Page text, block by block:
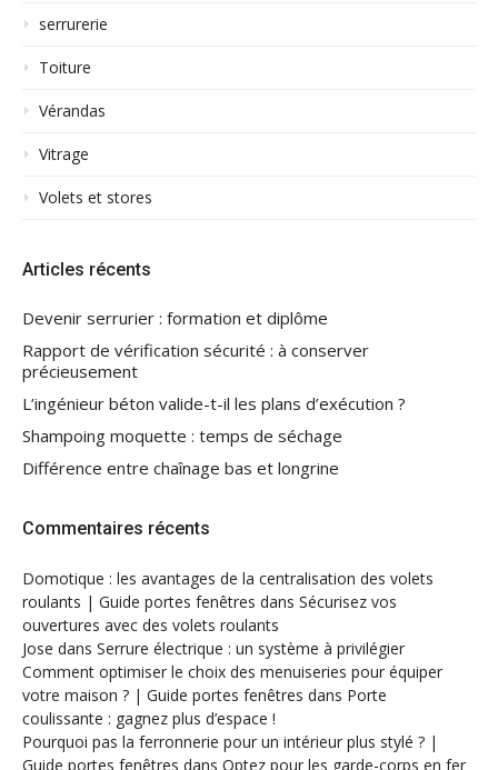
serrurerie
Toiture
Vérandas
Vitrage
Volets et stores
Articles récents
Devenir serrurier : formation et diplôme
Rapport de vérification sécurité : à conserver
précieusement
L’ingénieur béton valide-t-il les plans d’exécution ?
Shampoing moquette : temps de séchage
Différence entre chaînage bas et longrine
Commentaires récents
Domotique : les avantages de la centralisation des volets
roulants | Guide portes fenêtres dans Sécurisez vos
ouvertures avec des volets roulants
Jose dans Serrure électrique : un système à privilégier
Comment optimiser le choix des menuiseries pour équiper
votre maison ? | Guide portes fenêtres dans Porte
coulissante : gagnez plus d’espace !
Pourquoi pas la ferronnerie pour un intérieur plus stylé ? |
Guide portes fenêtres dans Optez pour les garde-corps en fer